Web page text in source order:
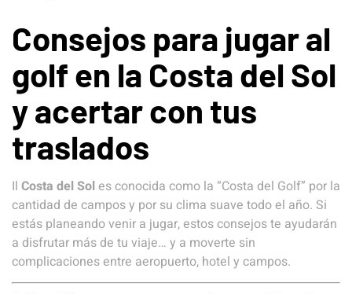
Consejos para jugar al
golf en la Costa del Sol
y acertar con tus
traslados
Il Costa del Sol es conocida como la “Costa del Golf” por la
cantidad de campos y por su clima suave todo el año. Si
estás planeando venir a jugar, estos consejos te ayudarán
a disfrutar más de tu viaje… y a moverte sin
complicaciones entre aeropuerto, hotel y campos.